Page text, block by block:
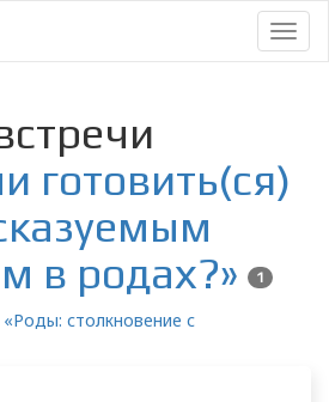
готовить(ся)
в родах?»
1
«Роды: столкновение с